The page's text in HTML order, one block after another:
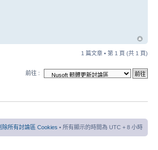
1 篇文章 • 第 1 頁 (共 1 頁)
前往 :
除所有討論區 Cookies • 所有顯示的時間為 UTC + 8 小時